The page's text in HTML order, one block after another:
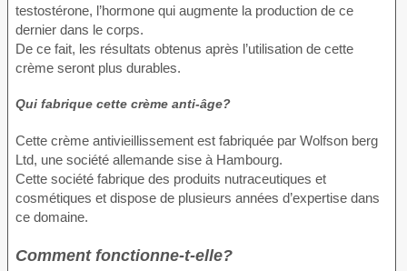
testostérone, l’hormone qui augmente la production de ce
dernier dans le corps.
De ce fait, les résultats obtenus après l’utilisation de cette
crème seront plus durables.
Qui fabrique cette crème anti-âge?
Cette crème antivieillissement est fabriquée par Wolfson berg
Ltd, une société allemande sise à Hambourg.
Cette société fabrique des produits nutraceutiques et
cosmétiques et dispose de plusieurs années d’expertise dans
ce domaine.
Comment fonctionne-t-elle?